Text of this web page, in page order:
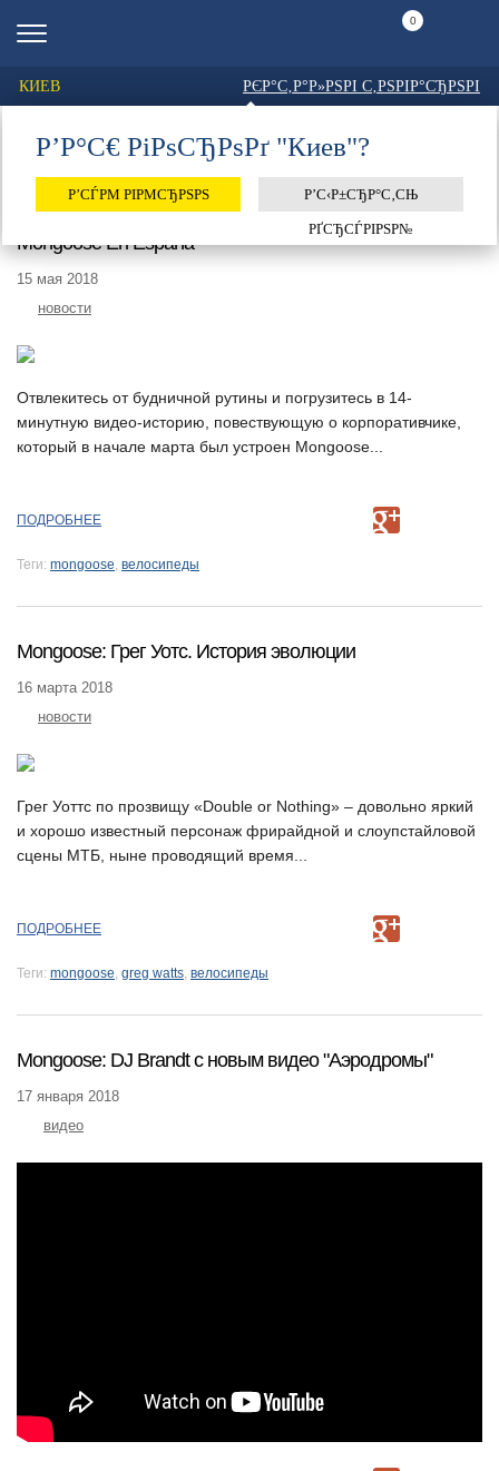
0
КИЕВ РЄР°С‚Р°Р»РЅРІ С‚РЅРІР°СЂРЅРІ
ТЕГ: «MONGOOSE»
Главная Тег: «mongoose»
Mongoose En España
15 мая 2018
новости
Отвлекитесь от будничной рутины и погрузитесь в 14-
минутную видео-историю, повествующую о корпоративчике,
который в начале марта был устроен Mongoose...
ПОДРОБНЕЕ
Теги: mongoose, велосипеды
Mongoose: Грег Уотс. История эволюции
16 марта 2018
новости
Грег Уоттс по прозвищу «Double or Nothing» – довольно яркий
и хорошо известный персонаж фрирайдной и слоупстайловой
сцены МТБ, ныне проводящий время...
ПОДРОБНЕЕ
Теги: mongoose, greg watts, велосипеды
Mongoose: DJ Brandt с новым видео "Аэродромы"
17 января 2018
видео
Р’Р°С€ РіРѕСЂРѕРґ "Киев"?
Р’СЃРΜ РІРΜСЂРЅРЅ Р’С‹Р±СЂР°С‚СЊ
РҐСЂСЃРІРЅР№